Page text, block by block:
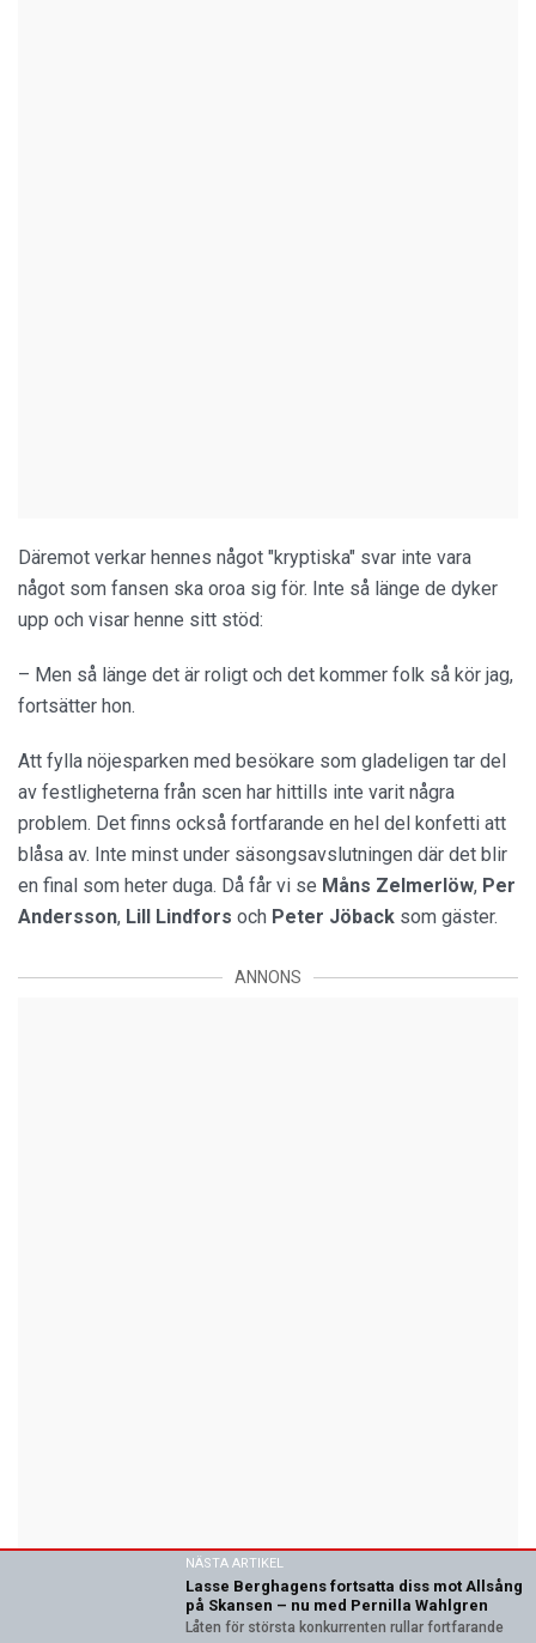
Däremot verkar hennes något "kryptiska" svar inte vara
något som fansen ska oroa sig för. Inte så länge de dyker
upp och visar henne sitt stöd:
– Men så länge det är roligt och det kommer folk så kör jag,
fortsätter hon.
Att fylla nöjesparken med besökare som gladeligen tar del
av festligheterna från scen har hittills inte varit några
problem. Det finns också fortfarande en hel del konfetti att
blåsa av. Inte minst under säsongsavslutningen där det blir
en final som heter duga. Då får vi se Måns Zelmerlöw, Per
Andersson, Lill Lindfors och Peter Jöback som gäster.
ANNONS
NÄSTA ARTIKEL
Lasse Berghagens fortsatta diss mot Allsång
på Skansen – nu med Pernilla Wahlgren
Låten för största konkurrenten rullar fortfarande